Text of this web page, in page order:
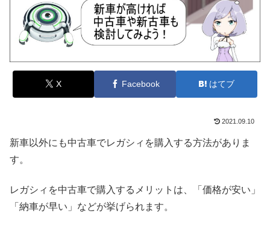
X Facebook はてブ
2021.09.10
新車以外にも中古車でレガシィを購入する方法がありま
す。
レガシィを中古車で購入するメリットは、「価格が安い」
「納車が早い」などが挙げられます。